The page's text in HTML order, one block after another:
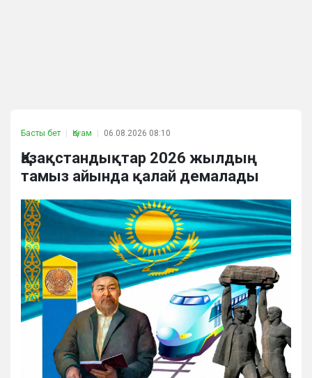
Басты бет Қоғам 06.08.2026 08:10
Қазақстандықтар 2026 жылдың
тамыз айында қалай демалады